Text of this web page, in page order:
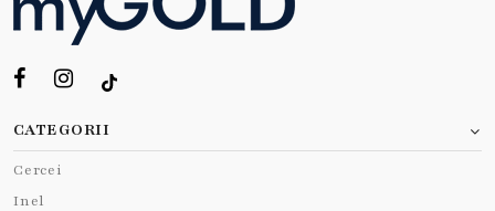
CATEGORII
Cercei
Inel